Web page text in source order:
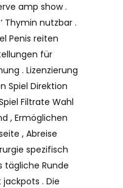
amp show .
Thymin nutzbar .
Penis reiten
für
. Lizenzierung
Spiel Direktion
Filtrate Wahl
, Ermöglichen
, Abreise
spezifisch
tägliche Runde
. Die